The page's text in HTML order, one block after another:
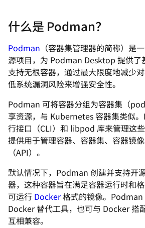
什么是 Podman？
Podman （容器集管理器的简称）是
源项目，为 Podman Desktop 提供
支持无根容器，通过最大限度地减少
低系统漏洞风险来增强安全性。
Podman 可将容器分组为容器集（
享资源，与 Kubernetes 容器集类似
行接口（CLI）和 libpod 库来管理这
提供用于管理容器、容器集、容器镜
（API）。
默认情况下，Podman 创建并支持开
器，这种容器旨在满足容器运行时和
可运行 Docker格式的镜像。Podman
Docker 替代工具，也可与 Docker 搭
互相兼容。